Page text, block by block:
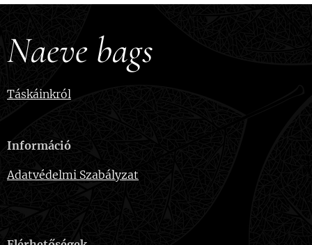
Naeve bags
Táskáinkról
Információ
Adatvédelmi Szabályzat